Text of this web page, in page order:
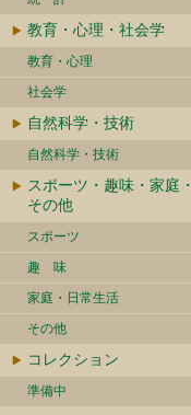
教育・心理・社会学
教育・心理
社会学
自然科学・技術
自然科学・技術
スポーツ・趣味・家庭・
その他
スポーツ
趣 味
家庭・日常生活
その他
コレクション
準備中